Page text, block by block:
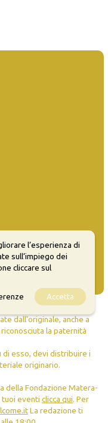
BY-SA che permette di
dall'originale, anche a
la paternità
di esso, devi distribuire i
originario.
della Fondazione Matera-
tuoi eventi clicca qui. Per
La redazione ti
l’esperienza di
sull’impiego dei
cliccare sul
Accetta